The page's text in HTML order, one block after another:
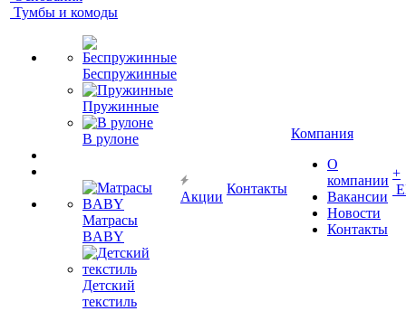
Тумбы и комоды
Беспружинные
Пружинные
В рулоне
Матрасы
BABY
Детский
текстиль
Акции
Контакты
Компания
О
компании
Вакансии
Новости
Контакты
+